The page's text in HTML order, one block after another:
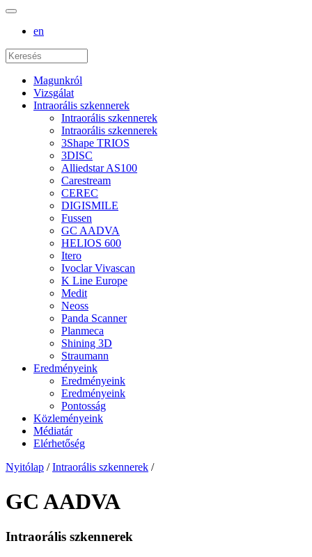
en
Magunkról
Vizsgálat
Intraorális szkennerek
Intraorális szkennerek
Intraorális szkennerek
3Shape TRIOS
3DISC
Alliedstar AS100
Carestream
CEREC
DIGISMILE
Fussen
GC AADVA
HELIOS 600
Itero
Ivoclar Vivascan
K Line Europe
Medit
Neoss
Panda Scanner
Planmeca
Shining 3D
Straumann
Eredményeink
Eredményeink
Eredményeink
Pontosság
Közleményeink
Médiatár
Elérhetőség
Nyitólap / Intraorális szkennerek /
GC AADVA
Intraorális szkennerek